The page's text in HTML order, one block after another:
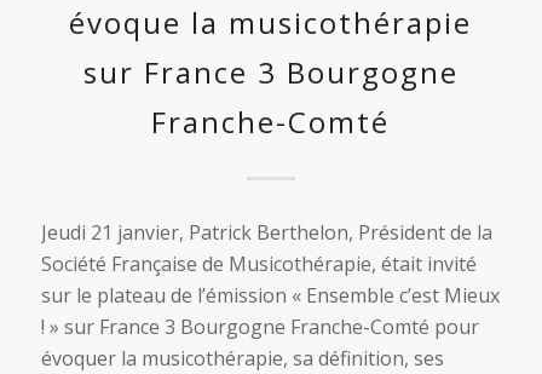
évoque la musicothérapie
sur France 3 Bourgogne
Franche-Comté
Jeudi 21 janvier, Patrick Berthelon, Président de la
Société Française de Musicothérapie, était invité
sur le plateau de l’émission « Ensemble c’est Mieux
! » sur France 3 Bourgogne Franche-Comté pour
évoquer la musicothérapie, sa définition, ses